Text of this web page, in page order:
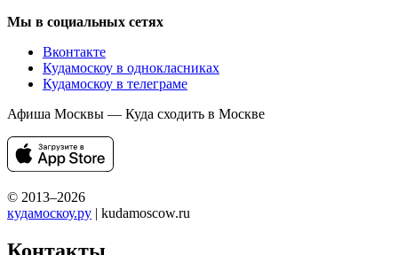
Мы в социальных сетях
Вконтакте
Кудамоскоу в однокласниках
Кудамоскоу в телеграме
Афиша Москвы — Куда сходить в Москве
© 2013–2026
кудамоскоу.ру | kudamoscow.ru
Контакты